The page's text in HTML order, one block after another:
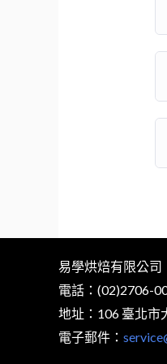
易學烘焙有限公司
電話：(02)2706-
地址：106 臺北市
電子郵件：